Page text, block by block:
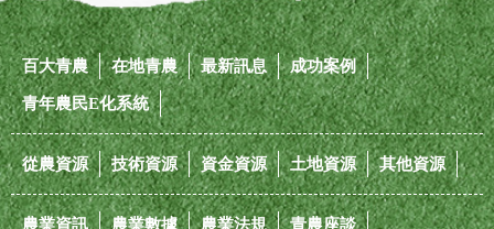
百大青農 在地青農 最新訊息 成功案例
青年農民E化系統
從農資源 技術資源 資金資源 土地資源 其他資源
農業資訊 農業數據 農業法規 青農座談